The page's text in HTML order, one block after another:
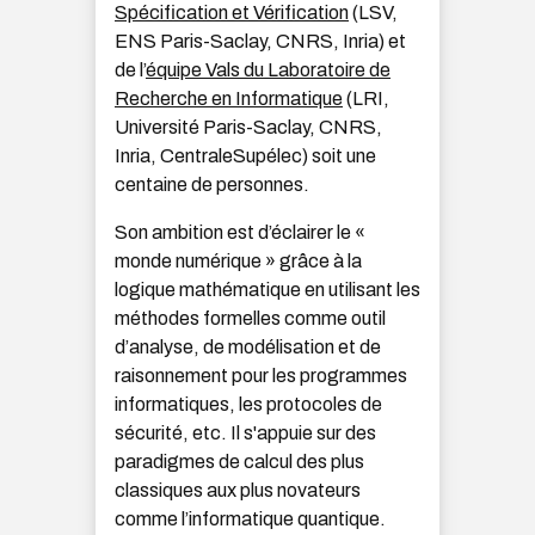
Spécification et Vérification(LSV,
ENS Paris-Saclay, CNRS, Inria) et
de l’équipe Vals du Laboratoire de
Recherche en Informatique(LRI,
Université Paris-Saclay, CNRS,
Inria, CentraleSupélec) soit une
centaine de personnes.
Son ambition est d’éclairer le «
monde numérique » grâce à la
logique mathématique en utilisant les
méthodes formelles comme outil
d’analyse, de modélisation et de
raisonnement pour les programmes
informatiques, les protocoles de
sécurité, etc. Il s'appuie sur des
paradigmes de calcul des plus
classiques aux plus novateurs
comme l’informatique quantique.